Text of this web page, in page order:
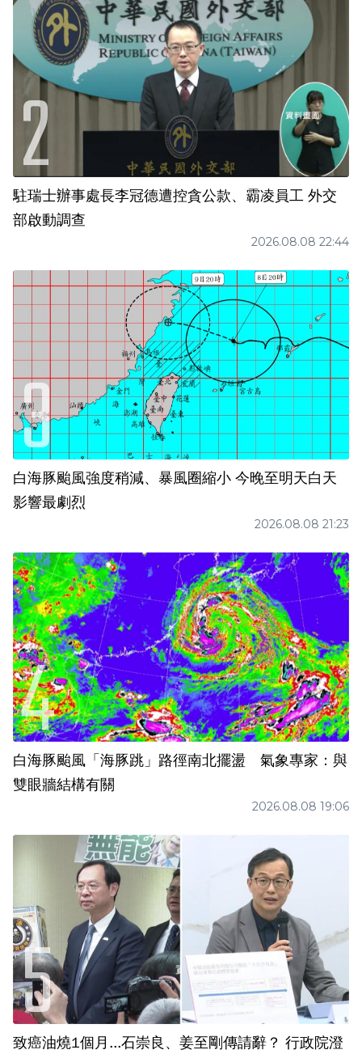
駐瑞士辦事處長李冠德遭控貪公款、霸凌員工 外交
部啟動調查
2026.08.08 22:44
白海豚颱風強度稍減、暴風圈縮小 今晚至明天白天
影響最劇烈
2026.08.08 21:23
白海豚颱風「海豚跳」路徑南北擺盪 氣象專家：與
雙眼牆結構有關
2026.08.08 19:06
致癌油燒1個月...石崇良、姜至剛傳請辭？ 行政院澄